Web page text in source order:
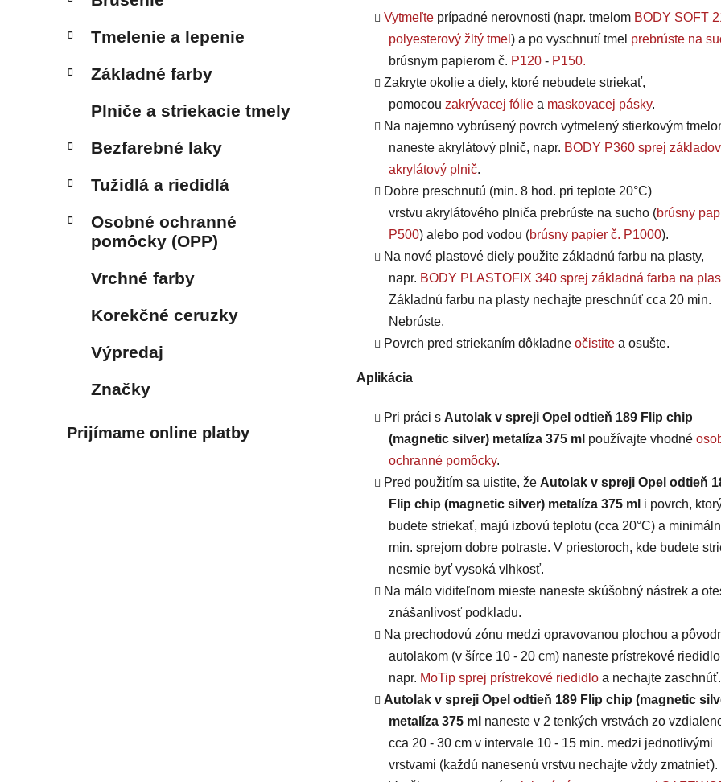
Tmelenie a lepenie
Základné farby
Plniče a striekacie tmely
Bezfarebné laky
Tužidlá a riedidlá
Osobné ochranné
pomôcky (OPP)
Vrchné farby
Korekčné ceruzky
Výpredaj
Značky
Prijímame online platby
Vytmeľte prípadné nerovnosti (napr. tmelom BODY SOFT
polyesterový žltý tmel ) a po vyschnutí tmel prebrúste na
brúsnym papierom č. P120 - P150.
Zakryte okolie a diely, ktoré nebudete striekať,
pomocou zakrývacej fólie a maskovacej pásky.
Na najemno vybrúsený povrch vytmelený stierkovým
naneste akrylátový plnič, napr. BODY P360 sprej
akrylátový plnič.
Dobre preschnutú (min. 8 hod. pri teplote 20°C)
vrstvu akrylátového plniča prebrúste na sucho (brúsny
P500) alebo pod vodou (brúsny papier č. P1000).
Na nové plastové diely použite základnú farbu na plasty,
napr. BODY PLASTOFIX 340 sprej základná farba na
Základnú farbu na plasty nechajte preschnúť cca 20 min.
Nebrúste.
Povrch pred striekaním dôkladne očistite a osušte.
Aplikácia
Pri práci s Autolak v spreji Opel odtieň 189 Flip chip
(magnetic silver) metalíza 375 ml používajte vhodné
ochranné pomôcky.
Pred použitím sa uistite, že Autolak v spreji Opel odtieň
Flip chip (magnetic silver) metalíza 375 ml i povrch,
budete striekať, majú izbovú teplotu (cca 20°C) a
min. sprejom dobre potraste. V priestoroch, kde budete
nesmie byť vysoká vlhkosť.
Na málo viditeľnom mieste naneste skúšobný nástrek a
znášanlivosť podkladu.
Na prechodovú zónu medzi opravovanou plochou a
autolakom (v šírce 10 - 20 cm) naneste prístrekové
napr. MoTip sprej prístrekové riedidlo a nechajte zaschnúť.
Autolak v spreji Opel odtieň 189 Flip chip (magnetic
metalíza 375 ml naneste v 2 tenkých vrstvách zo
cca 20 - 30 cm v intervale 10 - 15 min. medzi jednotlivými
vrstvami (každú nanesenú vrstvu nechajte vždy zmatnieť).